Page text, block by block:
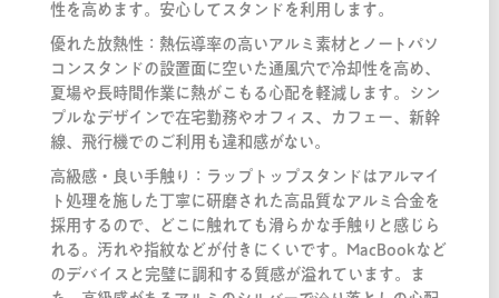
性を高めます。安心してスタンドを利用します。
優れた放熱性：熱伝導率の高いアルミ素材とノートパソ
コンスタンドの設置面に空いた通風穴で冷却性を高め、
夏場や長時間作業に熱がこもる心配を軽減します。シン
プルなデザインで在宅勤務やオフィス、カフェー、新幹
線、飛行機でのご利用も違和感がない。
高級感・良い手触り：ラップトップスタンドはアルマイ
ト処理を施した丁寧に研磨された高品質なアルミ合金を
採用するので、どこに触れても滑らかな手触りと感じら
れる。汚れや指紋などが付きにくいです。MacBookなど
のデバイスと完璧に調和する質感が溢れています。ま